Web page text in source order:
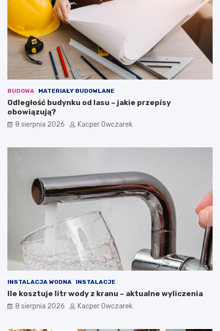
BUDOWA MATERIAŁY BUDOWLANE
Odległość budynku od lasu – jakie przepisy
obowiązują?
8 sierpnia 2026 Kacper Owczarek
INSTALACJA WODNA INSTALACJE
Ile kosztuje litr wody z kranu – aktualne wyliczenia
8 sierpnia 2026 Kacper Owczarek